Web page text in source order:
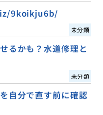
9koikju6b/
未分類
るかも？水道修理と
未分類
自分で直す前に確認